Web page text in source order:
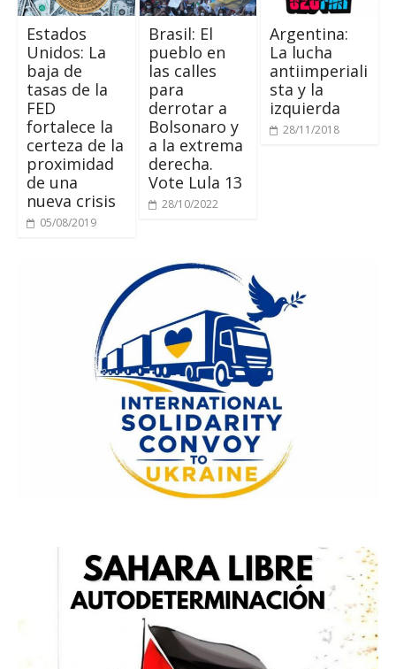
Estados
Unidos: La
baja de
tasas de la
FED
fortalece la
certeza de la
proximidad
de una
nueva crisis
05/08/2019
Brasil: El
pueblo en
las calles
para
derrotar a
Bolsonaro y
a la extrema
derecha.
Vote Lula 13
28/10/2022
Argentina:
La lucha
antiimperiali
sta y la
izquierda
28/11/2018